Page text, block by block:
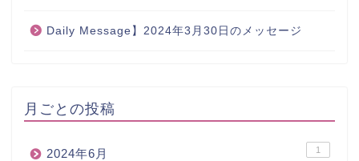
Daily Message】2024年3月30日のメッセージ
月ごとの投稿
2024年6月 1